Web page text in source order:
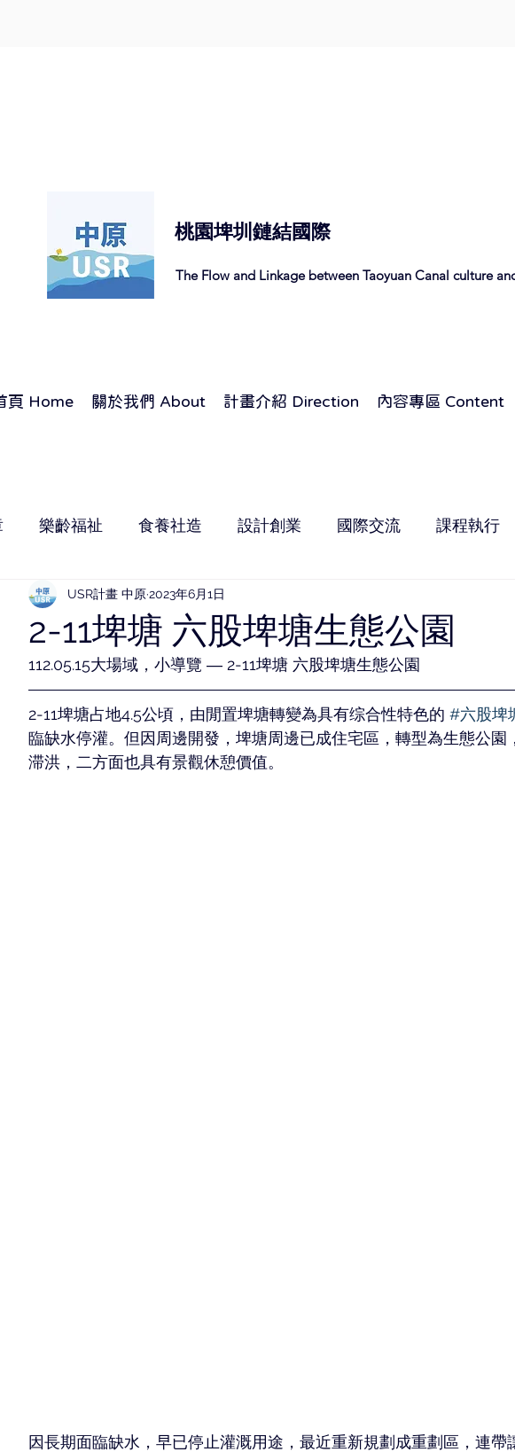
頁 Home 關於我們 About 計畫介紹 Direction 內容專區 Content
桃園埤圳 鏈結國際
The Flow and Linkage between Taoyuan Canal culture
樂齡福祉 食養社造 設計創業 國際交流 課程執行
2-11埤塘 六股埤塘生態公園
USR計畫 中原2023年6月1日
112.05.15大場域，小導覽 ― 2-11埤塘 六股埤塘生態公園
2-11埤塘占地4.5公頃，由閒置埤塘轉變為具有综合性特色的 #六股埤
臨缺水停灌。但因周邊開發，埤塘周邊已成住宅區，轉型為生態公園
滞洪，二方面也具有景觀休憩價值。
因長期面臨缺水，早已停止灌溉用途，最近重新規劃成重劃區，連帶